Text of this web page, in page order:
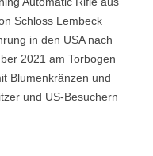
Schloss Lembeck
in den USA nach
2021 am Torbogen
Blumenkränzen und
und US-Besuchern